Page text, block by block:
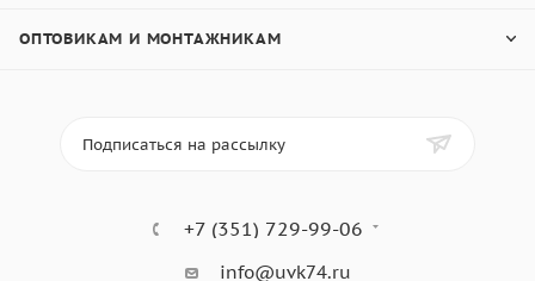
ОПТОВИКАМ И МОНТАЖНИКАМ
Подписаться на рассылку
+7 (351) 729-99-06
info@uvk74.ru